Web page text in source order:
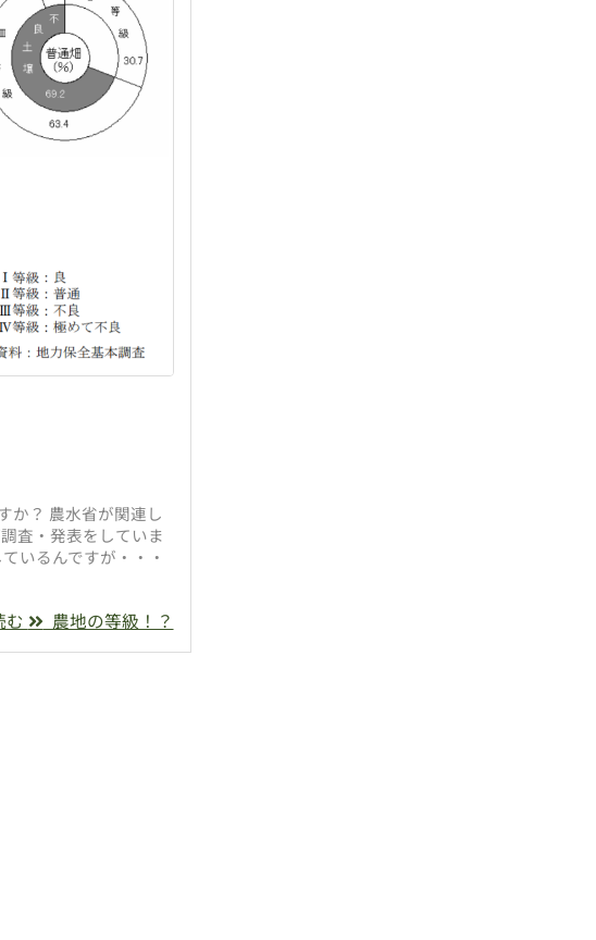
か？ 農水省が関連し
査・発表をしていま
いるんですが・・・
む 農地の等級！？